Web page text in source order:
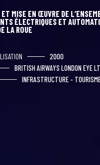
MISE EN ŒUVRE DE
ÉLECTRIQUES ET
LA ROUE
2000
BRITISH AIRWAYS LONDON EYE
INFRASTRUCTURE -